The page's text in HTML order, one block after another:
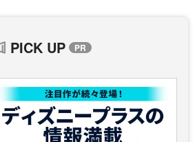
PICK UP